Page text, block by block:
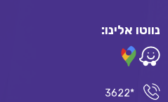
נווטו אלינו:
*3622